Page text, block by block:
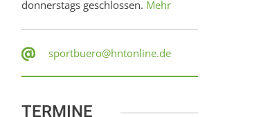
donnerstags geschlossen. Mehr
sportbuero@hntonline.de
TERMINE